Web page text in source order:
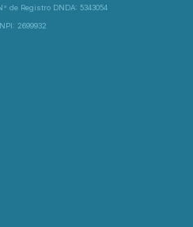
de Registro DNDA: 5343054
2699932